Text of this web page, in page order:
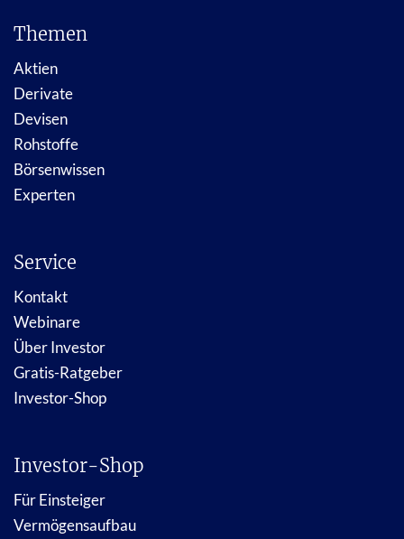
Themen
Aktien
Derivate
Devisen
Rohstoffe
Börsenwissen
Experten
Service
Kontakt
Webinare
Über Investor
Gratis-Ratgeber
Investor-Shop
Investor-Shop
Für Einsteiger
Vermögensaufbau